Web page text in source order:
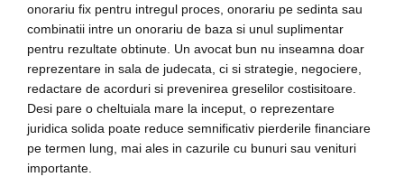
onorariu fix pentru intregul proces, onorariu pe sedinta sau
combinatii intre un onorariu de baza si unul suplimentar
pentru rezultate obtinute. Un avocat bun nu inseamna doar
reprezentare in sala de judecata, ci si strategie, negociere,
redactare de acorduri si prevenirea greselilor costisitoare.
Desi pare o cheltuiala mare la inceput, o reprezentare
juridica solida poate reduce semnificativ pierderile financiare
pe termen lung, mai ales in cazurile cu bunuri sau venituri
importante.